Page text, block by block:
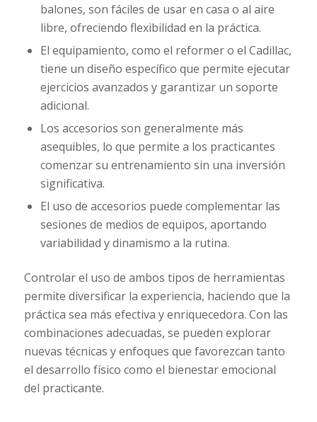
balones, son fáciles de usar en casa o al aire
libre, ofreciendo flexibilidad en la práctica.
El equipamiento, como el reformer o el Cadillac,
tiene un diseño específico que permite ejecutar
ejercicios avanzados y garantizar un soporte
adicional.
Los accesorios son generalmente más
asequibles, lo que permite a los practicantes
comenzar su entrenamiento sin una inversión
significativa.
El uso de accesorios puede complementar las
sesiones de medios de equipos, aportando
variabilidad y dinamismo a la rutina.
Controlar el uso de ambos tipos de herramientas
permite diversificar la experiencia, haciendo que la
práctica sea más efectiva y enriquecedora. Con las
combinaciones adecuadas, se pueden explorar
nuevas técnicas y enfoques que favorezcan tanto
el desarrollo físico como el bienestar emocional
del practicante.